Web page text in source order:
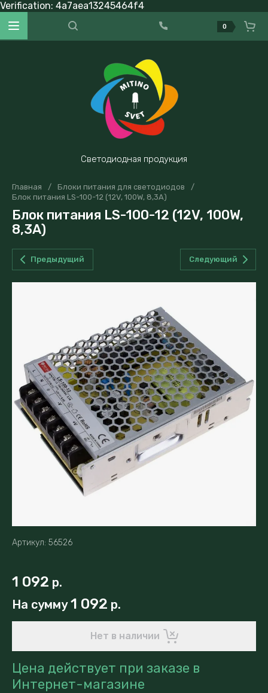
Verification: 4a7aea13245464f4
Светодиодная продукция
0
Главная / Блоки питания для светодиодов
/
Блок питания LS-100-12 (12V, 100W, 8,3A)
Блок питания LS-100-12 (12V, 100W,
8,3A)
Предыдущий Следующий
Артикул: 56526
1 092 р.
На сумму 1 092 р.
Нет в наличии
Цена действует при заказе в
Интернет-магазине